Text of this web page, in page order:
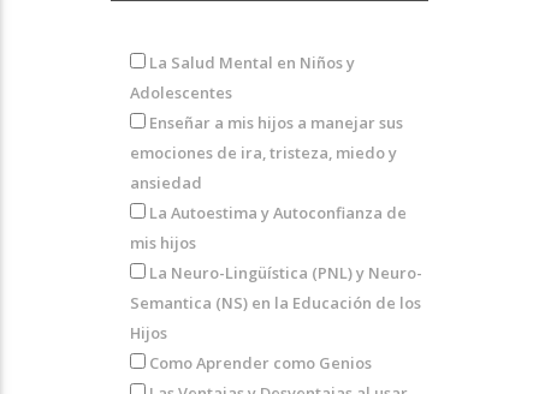
La Salud Mental en Niños y
Adolescentes
Enseñar a mis hijos a manejar sus
emociones de ira, tristeza, miedo y
ansiedad
La Autoestima y Autoconfianza de
mis hijos
La Neuro-Lingüística (PNL) y Neuro-
Semantica (NS) en la Educación de los
Hijos
Como Aprender como Genios